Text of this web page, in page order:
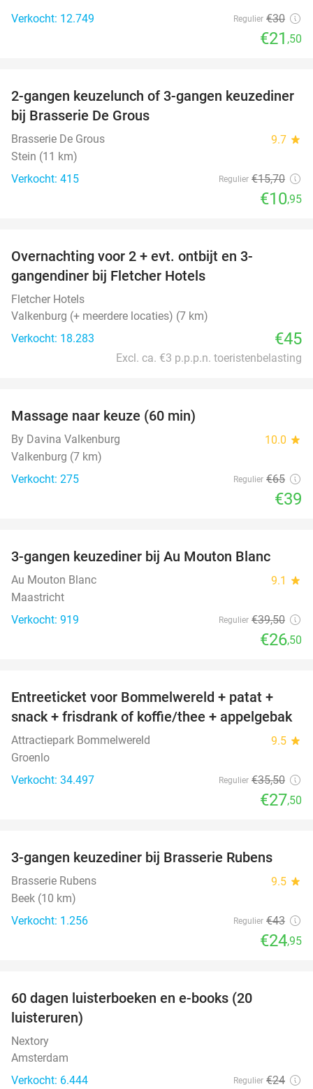
Verkocht: 12.749
Regulier €30
€21 ,50
30%
2-gangen keuzelunch of 3-gangen keuzediner
bij Brasserie De Grous
Brasserie De Grous 9.7 star
Stein (11 km)
Verkocht: 415
Regulier €15,70
€10,95
Overnachting voor 2 + evt. ontbijt en 3-
gangendiner bij Fletcher Hotels
Fletcher Hotels
Valkenburg (+ meerdere locaties) (7 km)
Verkocht: 18.283
€45
Excl. ca. €3 p.p.p.n. toeristenbelasting
Massage naar keuze (60 min)
By Davina Valkenburg 10.0 star
Valkenburg (7 km)
Verkocht: 275
Regulier €65
€39
33%
3-gangen keuzediner bij Au Mouton Blanc
Au Mouton Blanc 9.1 star
Maastricht
Verkocht: 919
Regulier €39,50
€26,50
23%
Entreeticket voor Bommelwereld + patat +
snack + frisdrank of koffie/thee + appelgebak
Attractiepark Bommelwereld 9.5 star
Groenlo
Verkocht: 34.497
Regulier €35,50
€27,50
42%
3-gangen keuzediner bij Brasserie Rubens
Brasserie Rubens 9.5 star
Beek (10 km)
Verkocht: 1.256
Regulier €43
€24,95
60 dagen luisterboeken en e-books (20
luisteruren)
Nextory
Amsterdam
Verkocht: 6.444
Regulier €24